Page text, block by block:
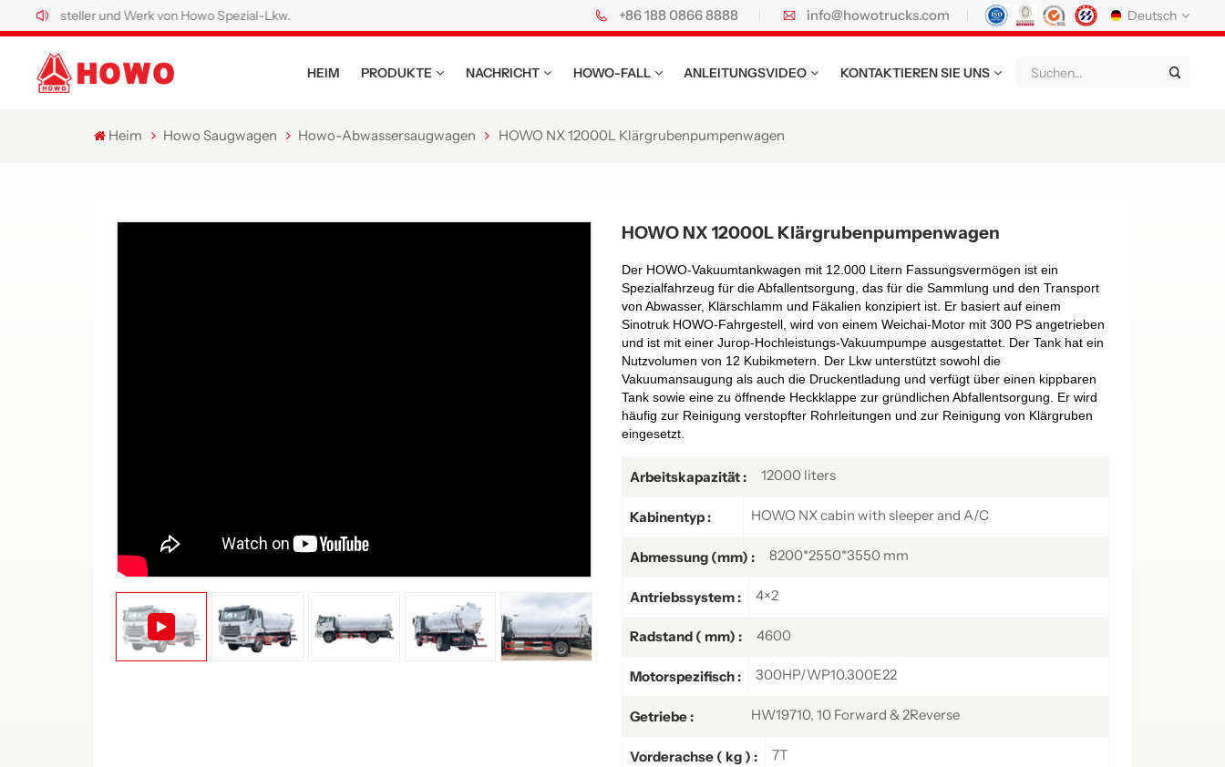
und Werk von Howo Spezial-Lkw. +86 188 0866 8888 info@howotrucks.com Deutsch
Tiếng Việt عربي
မြန်မာ Filipino
Türkmenler o'zbek
українська čeština
HEIM PRODUKTE NACHRICHT HOWO-FALL ANLEITUNGSVIDEO KONTAKTIEREN SIE UNS
Heim Howo Saugwagen Howo-Abwassersaugwagen HOWO NX 12000L Klärgrubenpumpenwagen
HOWO NX 12000L Klärgrubenpumpenwagen
Der HOWO-Vakuumtankwagen mit 12.000 Litern Fassungsvermögen ist ein
Spezialfahrzeug für die Abfallentsorgung, das für die Sammlung und den Transport
von Abwasser, Klärschlamm und Fäkalien konzipiert ist. Er basiert auf einem
Sinotruk HOWO-Fahrgestell, wird von einem Weichai-Motor mit 300 PS angetrieben
und ist mit einer Jurop-Hochleistungs-Vakuumpumpe ausgestattet. Der Tank hat ein
Nutzvolumen von 12 Kubikmetern. Der Lkw unterstützt sowohl die
Vakuumansaugung als auch die Druckentladung und verfügt über einen kippbaren
Tank sowie eine zu öffnende Heckklappe zur gründlichen Abfallentsorgung. Er wird
häufig zur Reinigung verstopfter Rohrleitungen und zur Reinigung von Klärgruben
eingesetzt.
Arbeitskapazität : 12000 liters
Kabinentyp : HOWO NX cabin with sleeper and A/C
Abmessung (mm) : 8200*2550*3550 mm
Antriebssystem : 4×2
Radstand ( mm) : 4600
Motorspezifisch : 300HP/WP10.300E22
Getriebe : HW19710, 10 Forward & 2Reverse
Vorderachse ( kg ) : 7T